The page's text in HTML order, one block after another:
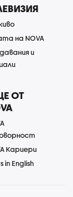
на NOVA
и
ОТ
Кариери
in English